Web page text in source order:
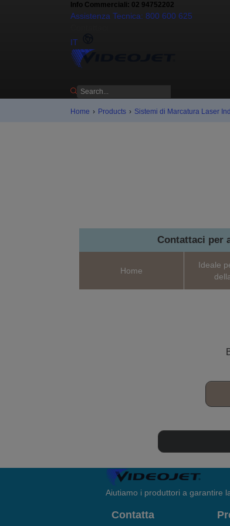
Info Commerciali: 02 94752202
Assistenza Tecnica: 800 600 625
IT
Home › Products › Sistemi di Marcatura Laser
Contattaci per
Home
Ideale
Aiutiamo i produttori a garantire
Contatta